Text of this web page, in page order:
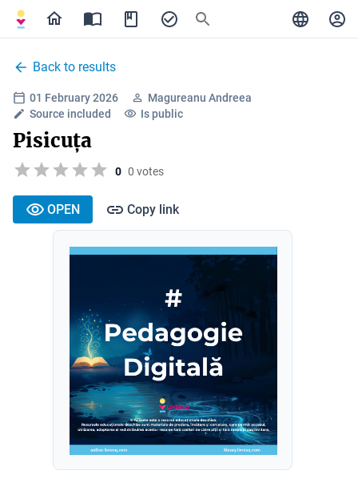
Back to results
01 February 2026
Magureanu Andreea
Source included
Is public
Pisicuța
0 0 votes
OPEN Copy link